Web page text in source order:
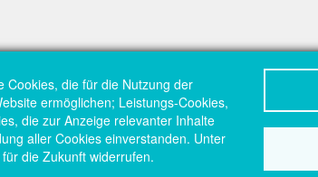
Cookies, die für die Nutzung der
ermöglichen; Leistungs-Cookies,
die zur Anzeige relevanter Inhalte
aller Cookies einverstanden. Unter
die Zukunft widerrufen.